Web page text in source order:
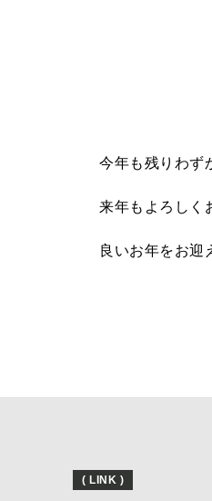
今年も残りわず
来年もよろしく
良いお年をお迎
( LINK )